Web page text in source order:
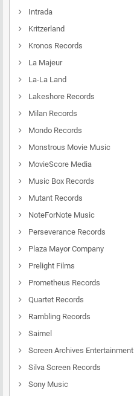
Intrada
Kritzerland
Kronos Records
La Majeur
La-La Land
Lakeshore Records
Milan Records
Mondo Records
Monstrous Movie Music
MovieScore Media
Music Box Records
Mutant Records
NoteForNote Music
Perseverance Records
Plaza Mayor Company
Prelight Films
Prometheus Records
Quartet Records
Rambling Records
Saimel
Screen Archives Entertainment
Silva Screen Records
Sony Music